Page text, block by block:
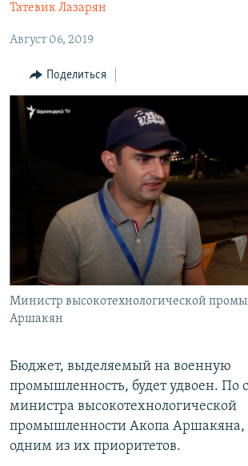
НАГОРНЫЙ КАРАБАХ
КУЛЬТУРА
СПОРТ
АРХИВ
Русский
Все сайты Радио Азатутюн
Татевик Лазарян
Август 06, 2019
Поделиться
Министр высокотехнологической
Аршакян
Бюджет, выделяемый на военную
промышленность, будет удвоен. По
министра высокотехнологической
промышленности Акопа Аршакяна,
одним из их приоритетов.